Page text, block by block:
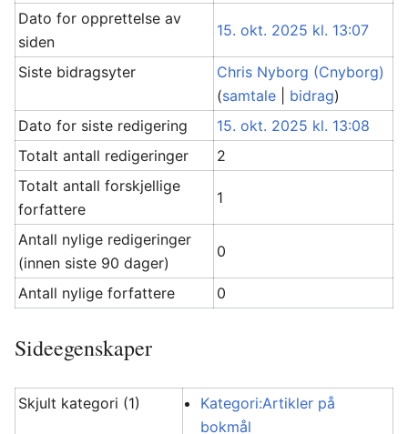
Dato for opprettelse av
siden
15. okt. 2025 kl. 13:07
Siste bidragsyter
Chris Nyborg (Cnyborg)
(samtale bidrag)
Dato for siste redigering
15. okt. 2025 kl. 13:08
Totalt antall redigeringer
2
Totalt antall forskjellige
forfattere
1
Antall nylige redigeringer
(innen siste 90 dager)
0
Antall nylige forfattere 0
Sideegenskaper
Skjult kategori (1)
Kategori:Artikler på
bokmål